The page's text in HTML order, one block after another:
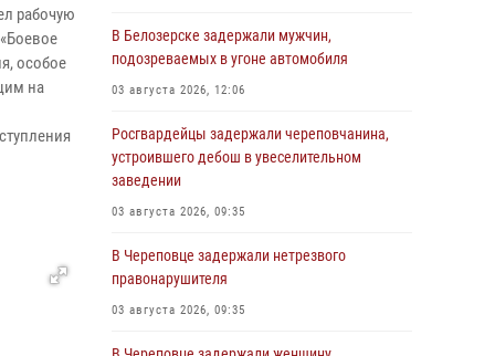
рабочую
особое
на
В Белозерске задержали мужчин,
подозреваемых в угоне автомобиля
03 августа 2026, 12:06
Росгвардейцы задержали череповчанина,
устроившего дебош в увеселительном
заведении
03 августа 2026, 09:35
В Череповце задержали нетрезвого
правонарушителя
03 августа 2026, 09:35